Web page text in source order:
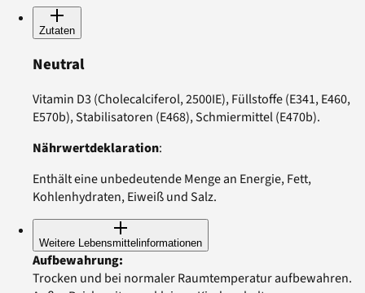
Zutaten
Neutral
Vitamin D3 (Cholecalciferol, 2500IE), Füllstoffe (E341, E460,
E570b), Stabilisatoren (E468), Schmiermittel (E470b).
Nährwertdeklaration:
Enthält eine unbedeutende Menge an Energie, Fett,
Kohlenhydraten, Eiweiß und Salz.
Weitere Lebensmittelinformationen
Aufbewahrung:
Trocken und bei normaler Raumtemperatur aufbewahren.